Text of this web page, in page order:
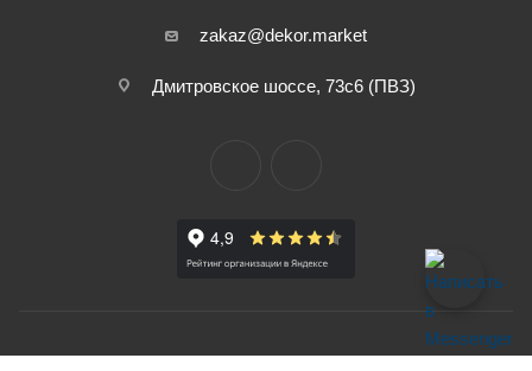
zakaz@dekor.market
Дмитровское шоссе, 73с6 (ПВЗ)